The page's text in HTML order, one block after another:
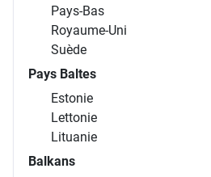
Pays-Bas
Royaume-Uni
Suède
Pays Baltes
Estonie
Lettonie
Lituanie
Balkans